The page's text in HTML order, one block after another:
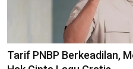
Tarif PNBP Berkeadilan,